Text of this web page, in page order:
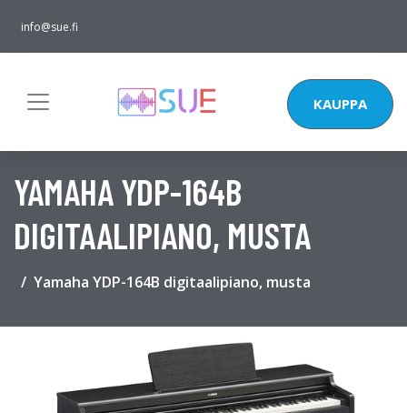
info@sue.fi
KAUPPA
YAMAHA YDP-164B
DIGITAALIPIANO, MUSTA
Yamaha YDP-164B digitaalipiano, musta